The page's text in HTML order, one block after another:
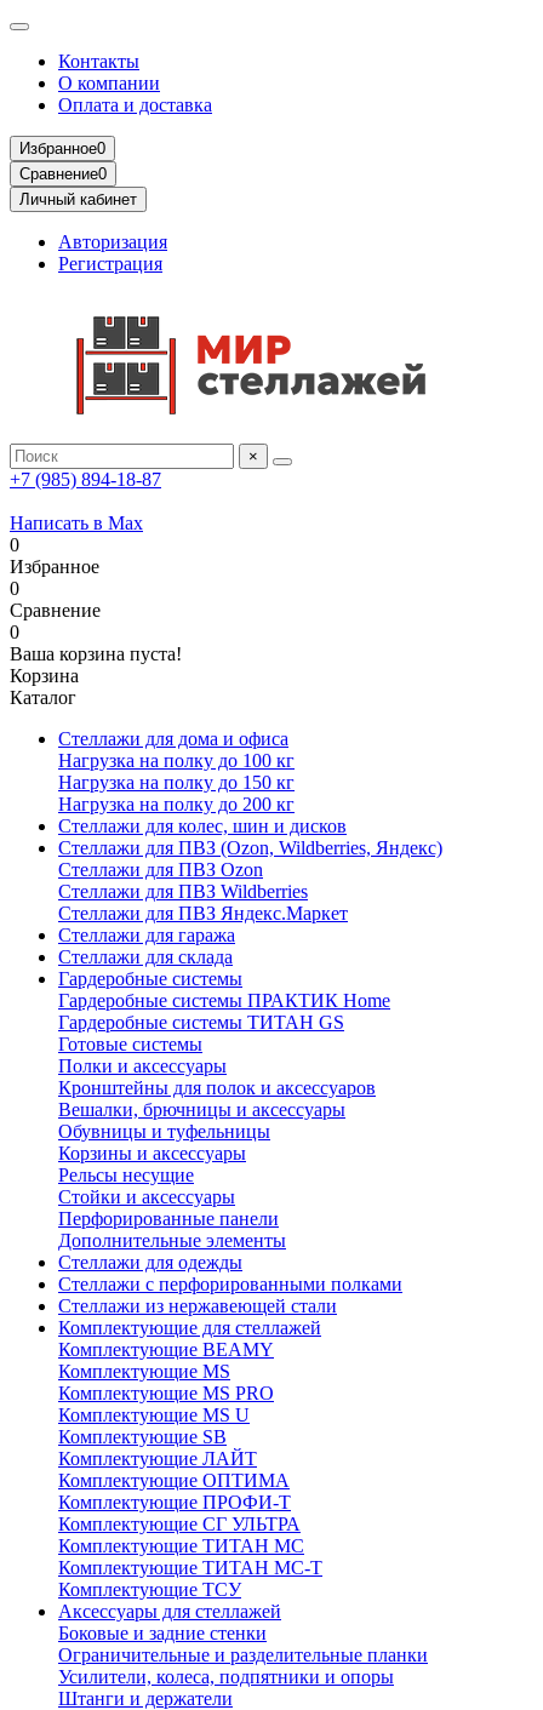
Контакты
О компании
Оплата и доставка
Избранное0
Сравнение0
Личный кабинет
Авторизация
Регистрация
×
+7 (985) 894-18-87
Написать в Max
0
Избранное
0
Сравнение
0
Ваша корзина пуста!
Корзина
Каталог
Стеллажи для дома и офиса
Нагрузка на полку до 100 кг
Нагрузка на полку до 150 кг
Нагрузка на полку до 200 кг
Стеллажи для колес, шин и дисков
Стеллажи для ПВЗ (Ozon, Wildberries, Яндекс)
Стеллажи для ПВЗ Ozon
Стеллажи для ПВЗ Wildberries
Стеллажи для ПВЗ Яндекс.Маркет
Стеллажи для гаража
Стеллажи для склада
Гардеробные системы
Гардеробные системы ПРАКТИК Home
Гардеробные системы ТИТАН GS
Готовые системы
Полки и аксессуары
Кронштейны для полок и аксессуаров
Вешалки, брючницы и аксессуары
Обувницы и туфельницы
Корзины и аксессуары
Рельсы несущие
Стойки и аксессуары
Перфорированные панели
Дополнительные элементы
Стеллажи для одежды
Стеллажи с перфорированными полками
Стеллажи из нержавеющей стали
Комплектующие для стеллажей
Комплектующие BEAMY
Комплектующие MS
Комплектующие MS PRO
Комплектующие MS U
Комплектующие SB
Комплектующие ЛАЙТ
Комплектующие ОПТИМА
Комплектующие ПРОФИ-Т
Комплектующие СГ УЛЬТРА
Комплектующие ТИТАН МС
Комплектующие ТИТАН МС-Т
Комплектующие ТСУ
Аксессуары для стеллажей
Боковые и задние стенки
Ограничительные и разделительные планки
Усилители, колеса, подпятники и опоры
Штанги и держатели